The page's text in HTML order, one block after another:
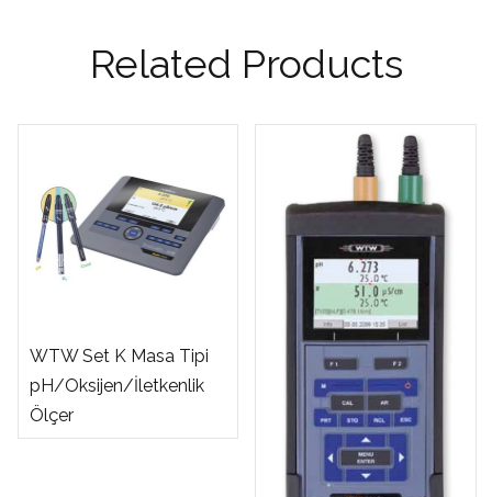
Related Products
WTW Set K Masa Tipi
pH/Oksijen/İletkenlik
Ölçer